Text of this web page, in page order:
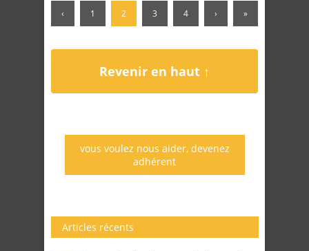
‹ 1 2 3 4 › »
Revenir en haut ↑
vous voulez nous aider, devenez
adhérent
Articles récents